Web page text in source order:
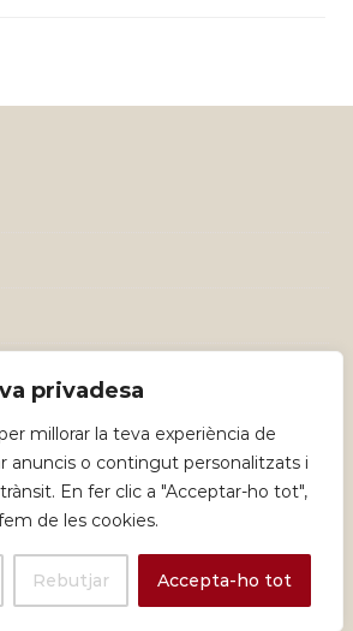
privadesa
millorar la teva experiència de
anuncis o contingut personalitzats i
En fer clic a "Acceptar-ho tot",
de les cookies.
Rebutjar Accepta-ho tot
Theme byOptima Themes